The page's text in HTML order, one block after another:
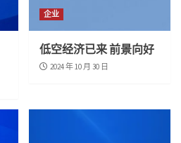
企业
低空经济已来 前景向好
2024 年 10 月 30 日